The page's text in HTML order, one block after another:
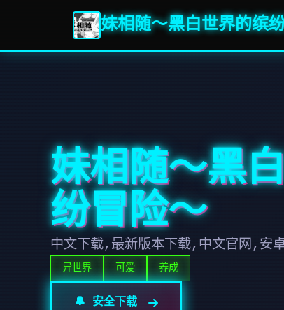
妹相随～黑白世界的缤
妹相随～黑
纷冒险～
中文下载,最新版本下载,中文官网,安
异世界 可爱 养成
🔔 安全下载